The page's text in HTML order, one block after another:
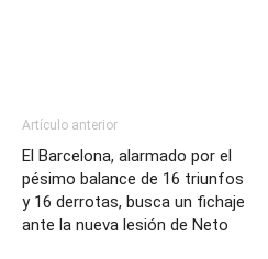
Artículo anterior
El Barcelona, alarmado por el
pésimo balance de 16 triunfos
y 16 derrotas, busca un fichaje
ante la nueva lesión de Neto